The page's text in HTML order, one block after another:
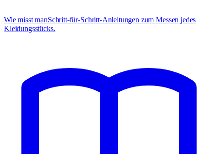
Wie misst manSchritt-für-Schritt-Anleitungen zum Messen jedes
Kleidungsstücks.